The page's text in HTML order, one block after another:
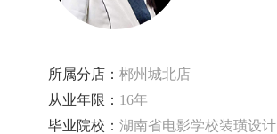
所属分店： 郴州城北店
从业年限： 16年
毕业院校： 湖南省电影学校装璜设计